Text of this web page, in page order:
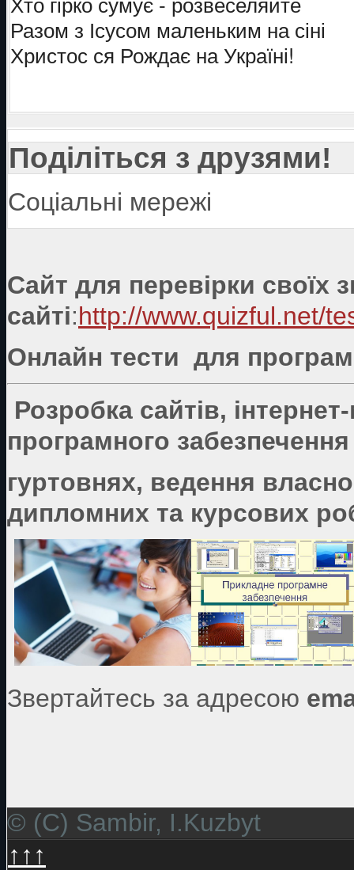
Разом з Ісусом маленьким на сіні
Христос ся Рождає на Україні!
Поділіться з друзями!
Соціальні мережі
Сайт для перевірки своїх
сайті:http://www.quizful.net/
Онлайн тести для
Розробка сайтів,
програмного
гуртовнях, ведення
дипломних та курсових
Звертайтесь за адресою
© (C) Sambir, I.Kuzbyt
↑↑↑